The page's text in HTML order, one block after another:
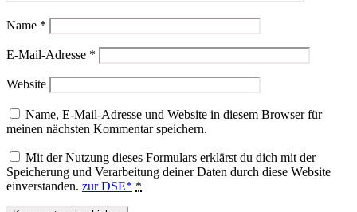
Name *
E-Mail-Adresse *
Website
Name, E-Mail-Adresse und Website in diesem Browser für
meinen nächsten Kommentar speichern.
Mit der Nutzung dieses Formulars erklärst du dich mit der
Speicherung und Verarbeitung deiner Daten durch diese Website
einverstanden. zur DSE* *